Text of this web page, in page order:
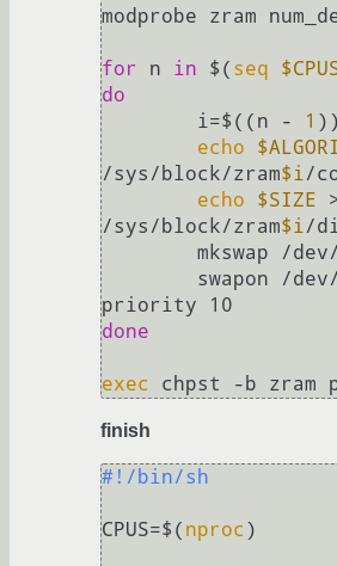
modprobe zram
for n in $( seq
do
        i=$((n -
1 ))
echo
/sys/block/zram$i/
echo
$SIZE
/sys/block/zram$i/
mkswap /
swapon /
done
exec
finish
#!/bin/sh
CPUS=$( nproc)